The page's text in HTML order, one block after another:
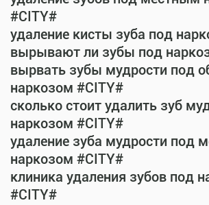
#CITY#
удаление кисты зуба под
вырывают ли зубы под
вырвать зубы мудрости под
наркозом #CITY#
сколько стоит удалить зуб
наркозом #CITY#
удаление зуба мудрости под
наркозом #CITY#
клиника удаления зубов под
#CITY#